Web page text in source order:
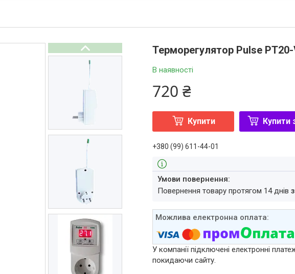
Терморегулятор Pulse PT20-
В наявності
720 ₴
Купити Купити
+380 (99) 611-44-01
повернення товару протягом 14 днів
У компанії підключені електронні
покидаючи сайту.